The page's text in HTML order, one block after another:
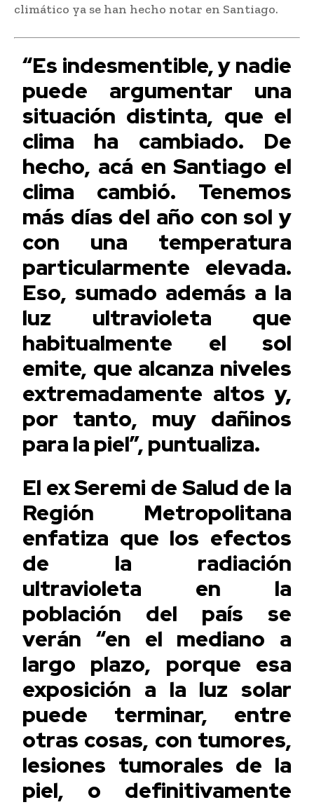
climático ya se han hecho notar en Santiago.
“Es indesmentible, y nadie
puede argumentar una
situación distinta, que el
clima ha cambiado. De
hecho, acá en Santiago el
clima cambió. Tenemos
más días del año con sol y
con una temperatura
particularmente elevada.
Eso, sumado además a la
luz ultravioleta que
habitualmente el sol
emite, que alcanza niveles
extremadamente altos y,
por tanto, muy dañinos
para la piel”, puntualiza.
El ex Seremi de Salud de la
Región Metropolitana
enfatiza que los efectos
de la radiación
ultravioleta en la
población del país se
verán “en el mediano a
largo plazo, porque esa
exposición a la luz solar
puede terminar, entre
otras cosas, con tumores,
lesiones tumorales de la
piel, o definitivamente